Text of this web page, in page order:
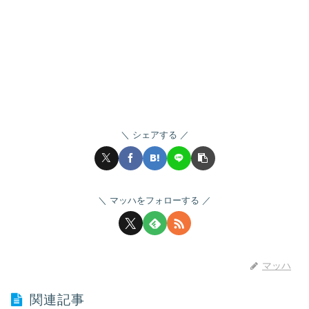
シェアする
マッハをフォローする
マッハ
関連記事